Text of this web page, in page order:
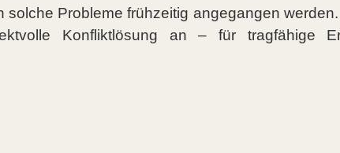
solche Probleme frühzeitig angegangen
Konfliktlösung an – für tragfähige